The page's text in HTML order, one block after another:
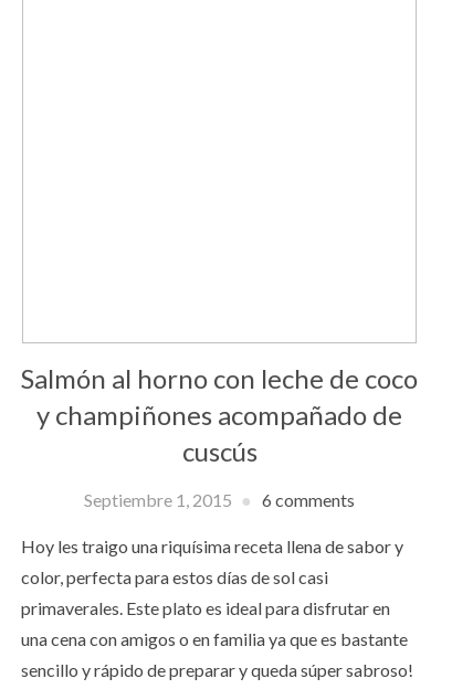
Salmón al horno con leche de coco
y champiñones acompañado de
cuscús
Septiembre 1, 2015 6 comments
Hoy les traigo una riquísima receta llena de sabor y
color, perfecta para estos días de sol casi
primaverales. Este plato es ideal para disfrutar en
una cena con amigos o en familia ya que es bastante
sencillo y rápido de preparar y queda súper sabroso!